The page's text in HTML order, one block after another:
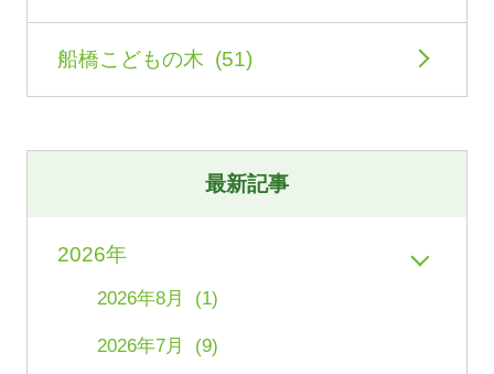
船橋こどもの木 (51)
最新記事
2026年
2026年8月 (1)
2026年7月 (9)